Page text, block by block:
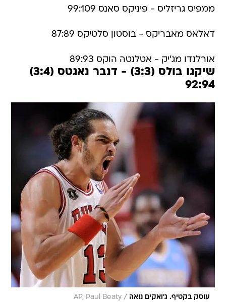
ממפיס גריזליס - פיניקס סאנס 99:109
דאלאס מאבריקס - בוסטון סלטיקס 87:89
אורלנדו מג'יק - אטלנטה הוקס 89:93
שיקגו בולס (3:3) - דנבר נאגטס (3:4)
92:94
עוסק בקטיף. ג'ואקים נואה /
AP, Paul Beaty